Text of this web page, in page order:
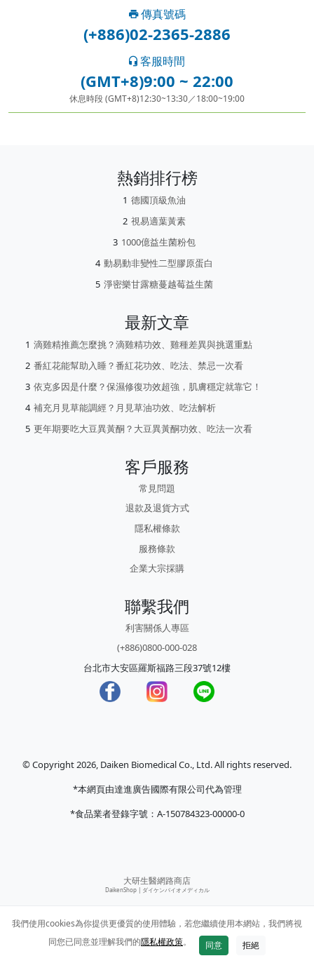
傳真號碼
(+886)02-2365-2886
客服時間
(GMT+8)9:00 ~ 22:00
休息時段 (GMT+8)12:30~13:30／18:00~19:00
熱銷排行榜
德國頂級魚油
視易適葉黃素
1000億益生菌粉包
動易動非變性二型膠原蛋白
淨密樂甘露糖蔓越莓益生菌
最新文章
滴雞精推薦怎麼挑？滴雞精功效、雞種差異與挑選重點
番紅花能幫助入睡？番紅花功效、吃法、禁忌一次看
依克多因是什麼？保濕修復功效超強，肌膚穩定就靠它！
補充月見草能調經？月見草油功效、吃法解析
更年期要吃大豆異黃酮？大豆異黃酮功效、吃法一次看
客戶服務
常見問題
退款及退貨方式
隱私權條款
服務條款
企業大宗採購
聯繫我們
利害關係人專區
(+886)0800-000-028
台北市大安區羅斯福路三段37號12樓
© Copyright 2026, Daiken Biomedical Co., Ltd. All rights reserved.
*本網頁由達進廣告國際有限公司代為管理
*食品業者登錄字號：A-150784323-00000-0
大研生醫網路商店
DaikenShop | ダイケンバイオメディカル
我們使用cookies為你提供更優質的使用體驗，若您繼續使用本網站，我們將視
同您已同意並理解我們的隱私權政策。 同意 拒絕